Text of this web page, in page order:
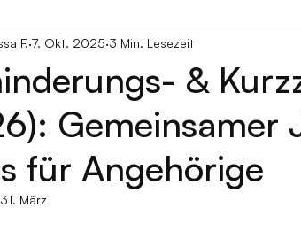
Pflegende Angehörige
&
Gemeinsamer
für Angehörige
F. 7. Okt. 2025 3 Min. Lesezeit
31. März